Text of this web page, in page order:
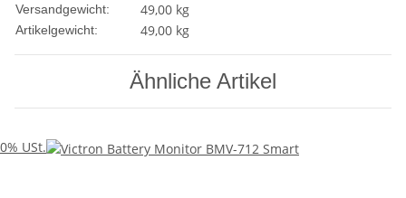
Versandgewicht: 49,00 kg
Artikelgewicht: 49,00 kg
Ähnliche Artikel
0% USt.